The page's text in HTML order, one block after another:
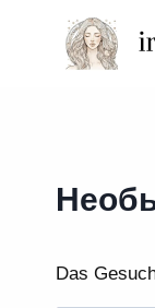
springen
Das